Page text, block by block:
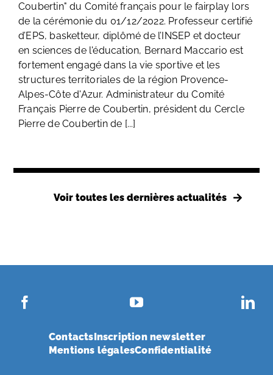
Coubertin" du Comité français pour le fairplay lors
de la cérémonie du 01/12/2022. Professeur certifié
d’EPS, basketteur, diplômé de l’INSEP et docteur
en sciences de l'éducation, Bernard Maccario est
fortement engagé dans la vie sportive et les
structures territoriales de la région Provence-
Alpes-Côte d'Azur. Administrateur du Comité
Français Pierre de Coubertin, président du Cercle
Pierre de Coubertin de [...]
Voir toutes les dernières actualités
Contacts Inscription newsletter
Mentions légalesConfidentialité